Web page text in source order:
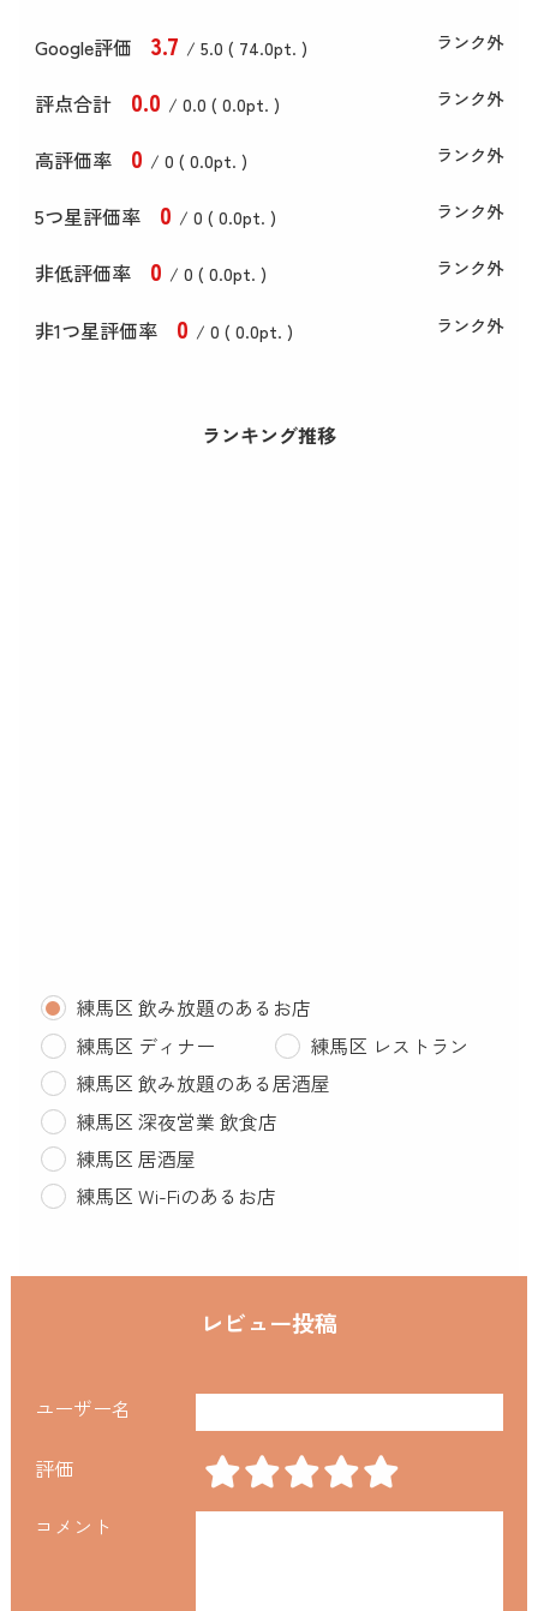
Google評価 3.7 / 5.0 ( 74.0pt. ) ランク外
評点合計 0.0 / 0.0 ( 0.0pt. ) ランク外
高評価率 0 / 0 ( 0.0pt. ) ランク外
5つ星評価率 0 / 0 ( 0.0pt. ) ランク外
非低評価率 0 / 0 ( 0.0pt. ) ランク外
非1つ星評価率 0 / 0 ( 0.0pt. ) ランク外
ランキング推移
練馬区 飲み放題のあるお店
練馬区 ディナー
練馬区 レストラン
練馬区 飲み放題のある居酒屋
練馬区 深夜営業 飲食店
練馬区 居酒屋
練馬区 Wi-Fiのあるお店
レビュー投稿
ユーザー名
評価
コメント